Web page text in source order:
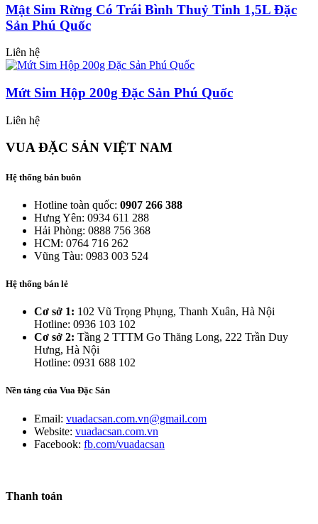
Mật Sim Rừng Có Trái Bình Thuỷ Tinh 1,5L Đặc
Sản Phú Quốc
Liên hệ
Mứt Sim Hộp 200g Đặc Sản Phú Quốc
Liên hệ
VUA ĐẶC SẢN VIỆT NAM
Hệ thống bán buôn
Hotline toàn quốc: 0907 266 388
Hưng Yên: 0934 611 288
Hải Phòng: 0888 756 368
HCM: 0764 716 262
Vũng Tàu: 0983 003 524
Hệ thống bán lẻ
Cơ sở 1: 102 Vũ Trọng Phụng, Thanh Xuân, Hà Nội
Hotline: 0936 103 102
Cơ sở 2: Tầng 2 TTTM Go Thăng Long, 222 Trần Duy
Hưng, Hà Nội
Hotline: 0931 688 102
Nền tảng của Vua Đặc Sản
Email: vuadacsan.com.vn@gmail.com
Website: vuadacsan.com.vn
Facebook: fb.com/vuadacsan
Thanh toán